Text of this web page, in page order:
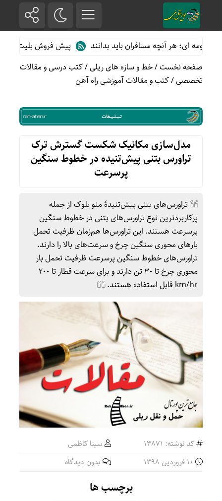
ای؛ هر آنچه مسافران باید بدانند
پیش فروش بلیت قطارهای
صفحه نخست/خط و سازه های ریلی/کتب درسی و مقالات
تخصصی/کتب و مقالات آموزشی راه آهن
مدل‌سازی مکانیک شکست گسترش ترک
تراورس بتنی پیش‌تنیده در خطوط سنگین
پرسرعت
تراورس‌های بتنی پیش‌تنیدۀ منو بلوک از جمله
پرکاربردترین نوع تراورس‌های بتنی در خطوط سنگین
پرسرعت هستند. این تراورس‌ها هم‌زمان ظرفیت تحمل
بارهای محوری سنگین چرخ و سرعت‌های بالا را دارند.
تراورس‌های خطوط سنگین پرسرعت ظرفیت تحمل بار
محوری چرخ تا 30 تن دارند و برای سرعت قطار تا 200
km/hr قابل استفاده هستند.
کد نوشته: 13871
سینا کاظمی
بدون دیدگاه
برچسب ها